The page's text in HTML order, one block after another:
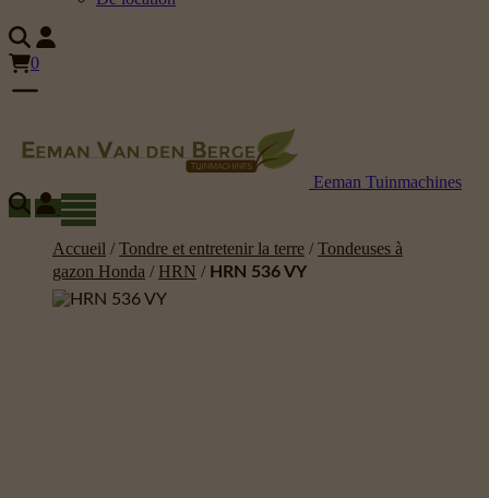
0
Eeman Tuinmachines
Accueil / Tondre et entretenir la terre / Tondeuses à
gazon Honda / HRN / HRN 536 VY